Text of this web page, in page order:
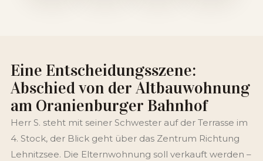
Eine Entscheidungsszene:
Abschied von der Altbauwohnung
am Oranienburger Bahnhof
Herr S. steht mit seiner Schwester auf der Terrasse im
4. Stock, der Blick geht über das Zentrum Richtung
Lehnitzsee. Die Elternwohnung soll verkauft werden –